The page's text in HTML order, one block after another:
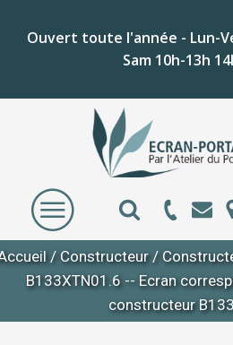
Ouvert toute l'année - Lun-
Sam 10h-13h
/ Constructeur /
B133XTN01.6 -- Ecran
constructeur